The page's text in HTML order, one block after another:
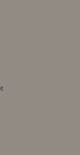
Sports SRPD51K1